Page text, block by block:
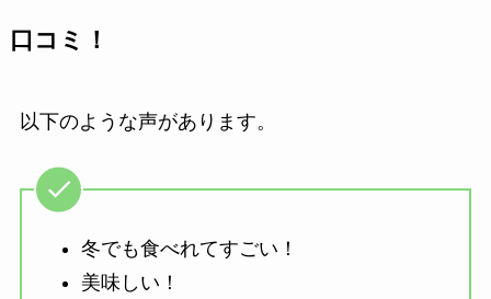
口コミ！
以下のような声があります。
冬でも食べれてすごい！
美味しい！